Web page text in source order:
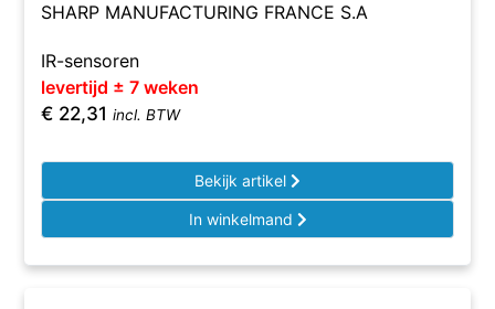
SHARP MANUFACTURING FRANCE S.A
IR-sensoren
levertijd ± 7 weken
€ 22,31 incl. BTW
Bekijk artikel
In winkelmand